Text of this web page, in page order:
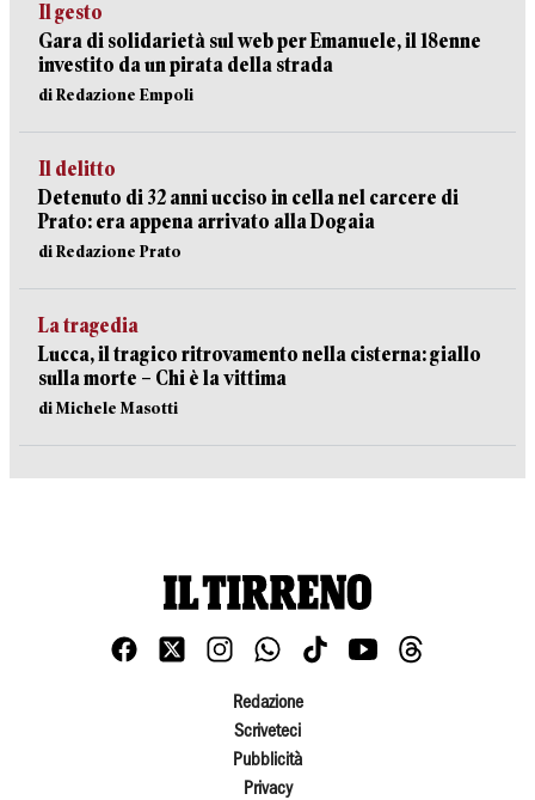
Il gesto
Gara di solidarietà sul web per Emanuele, il 18enne
investito da un pirata della strada
di Redazione Empoli
Il delitto
Detenuto di 32 anni ucciso in cella nel carcere di
Prato: era appena arrivato alla Dogaia
di Redazione Prato
La tragedia
Lucca, il tragico ritrovamento nella cisterna: giallo
sulla morte – Chi è la vittima
di Michele Masotti
Redazione
Scriveteci
Pubblicità
Privacy